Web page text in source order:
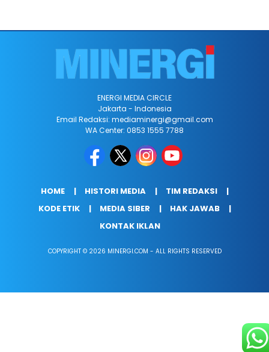
ENERGI MEDIA CIRCLE
Jakarta - Indonesia
Email Redaksi: mediaminergi@gmail.com
WA Center: 0853 1555 7788
HOME HISTORI MEDIA
TIM REDAKSI
KODE ETIK
MEDIA SIBER
HAK JAWAB
KONTAK IKLAN
COPYRIGHT © 2026 MINERGI.COM - ALL RIGHTS RESERVED